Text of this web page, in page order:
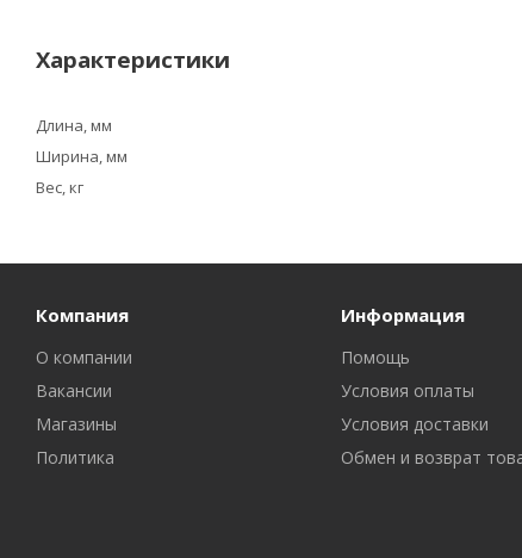
Характеристики
Длина, мм
Ширина, мм
Вес, кг
Компания
О компании
Вакансии
Магазины
Политика
Информация
Помощь
Условия оплаты
Условия доставки
Обмен и возврат